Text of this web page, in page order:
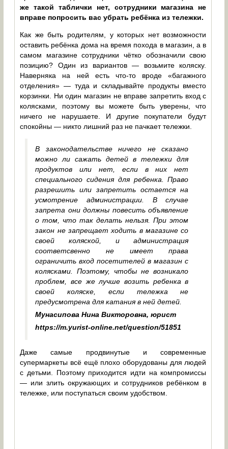
же такой таблички нет, сотрудники магазина не
вправе попросить вас убрать ребёнка из тележки.
Как же быть родителям, у которых нет возможности
оставить ребёнка дома на время похода в магазин, а в
самом магазине сотрудники чётко обозначили свою
позицию? Один из вариантов — возьмите коляску.
Наверняка на ней есть что-то вроде «багажного
отделения» — туда и складывайте продукты вместо
корзинки. Ни один магазин не вправе запретить вход с
колясками, поэтому вы можете быть уверены, что
ничего не нарушаете. И другие покупатели будут
спокойны — никто лишний раз не пачкает тележки.
В законодательстве ничего не сказано
можно ли сажать детей в тележки для
продуктов или нет, если в них нет
специального сидения для ребенка. Право
разрешить или запретить остается на
усмотрение администрации. В случае
запрета они должны повесить объявление
о том, что так делать нельзя. При этом
закон не запрещает ходить в магазине со
своей коляской, и администрация
соответсвенно не имеет права
ограничить вход посетителей в магазин с
колясками. Поэтому, чтобы не возникало
проблем, все же лучше возить ребенка в
своей коляске, если тележка не
предусмотрена для катания в ней детей.
Мунасипова Нина Викторовна, юрист
https://m.yurist-online.net/question/51851
Даже самые продвинутые и современные
супермаркеты всё ещё плохо оборудованы для людей
с детьми. Поэтому приходится идти на компромиссы
— или злить окружающих и сотрудников ребёнком в
тележке, или поступаться своим удобством.